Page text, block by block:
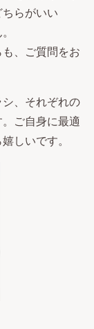
らがいい
、ご質問をお
、それぞれの
ご自身に最適
しいです。